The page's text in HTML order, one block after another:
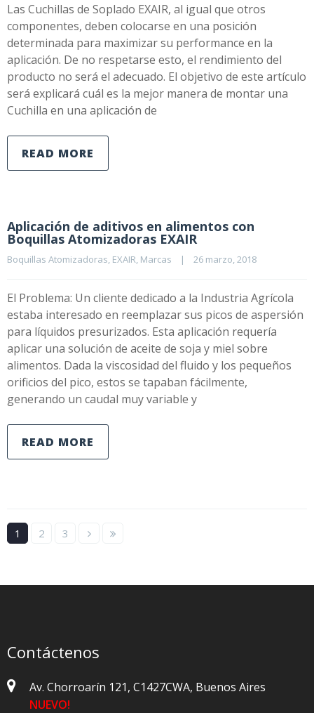
Las Cuchillas de Soplado EXAIR, al igual que otros
componentes, deben colocarse en una posición
determinada para maximizar su performance en la
aplicación. De no respetarse esto, el rendimiento del
producto no será el adecuado. El objetivo de este artículo
será explicará cuál es la mejor manera de montar una
Cuchilla en una aplicación de
READ MORE
Aplicación de aditivos en alimentos con
Boquillas Atomizadoras EXAIR
Boquillas Atomizadoras EXAIR Marcas | 26 marzo, 2018
El Problema: Un cliente dedicado a la Industria Agrícola
estaba interesado en reemplazar sus picos de aspersión
para líquidos presurizados. Esta aplicación requería
aplicar una solución de aceite de soja y miel sobre
alimentos. Dada la viscosidad del fluido y los pequeños
orificios del pico, estos se tapaban fácilmente,
generando un caudal muy variable y
READ MORE
1 2 3
Contáctenos
Av. Chorroarín 121, C1427CWA, Buenos Aires
NUEVO!